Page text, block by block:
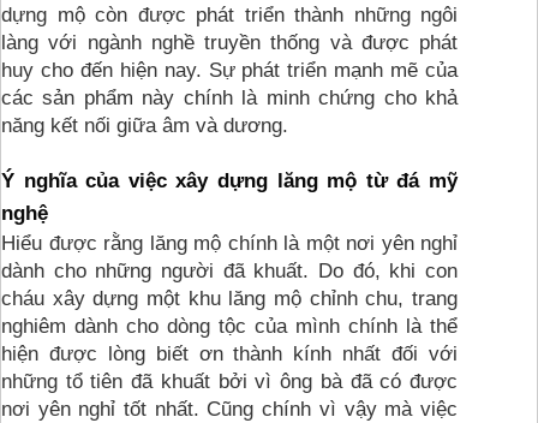
dựng mộ còn được phát triển thành những ngôi
làng với ngành nghề truyền thống và được phát
huy cho đến hiện nay. Sự phát triển mạnh mẽ của
các sản phẩm này chính là minh chứng cho khả
năng kết nối giữa âm và dương.
Ý nghĩa của việc xây dựng lăng mộ từ đá mỹ
nghệ
Hiểu được rằng lăng mộ chính là một nơi yên nghỉ
dành cho những người đã khuất. Do đó, khi con
cháu xây dựng một khu lăng mộ chỉnh chu, trang
nghiêm dành cho dòng tộc của mình chính là thể
hiện được lòng biết ơn thành kính nhất đối với
những tổ tiên đã khuất bởi vì ông bà đã có được
nơi yên nghỉ tốt nhất. Cũng chính vì vậy mà việc